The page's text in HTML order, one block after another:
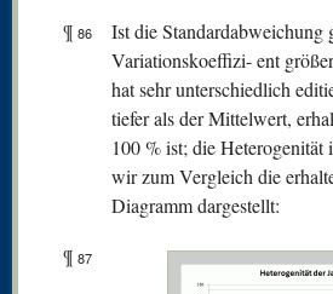
¶ 86
Ist die
Variationskoeffizi- ent
hat sehr unterschiedlich
tiefer als der Mittelwert,
100 % ist; die
wir zum Vergleich die
Diagramm dargestellt:
¶ 87